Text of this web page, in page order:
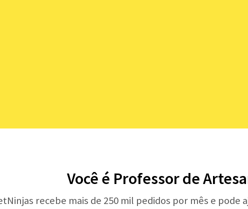
Você é Professor de
recebe mais de 250 mil pedidos por mês e pode